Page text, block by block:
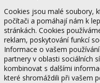
Cookies jsou malé soubory,
počítači a pomáhají nám k
stránkách. Cookies
reklam, poskytování funkcí
Informace o vašem
partnery v oblasti sociálních
kombinovat s dalšími
které shromáždili při vašem